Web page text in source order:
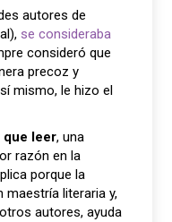
autores de
se consideraba
consideró que
precoz y
mismo, le hizo el
que leer, una
razón en la
porque la
maestría literaria y,
autores, ayuda